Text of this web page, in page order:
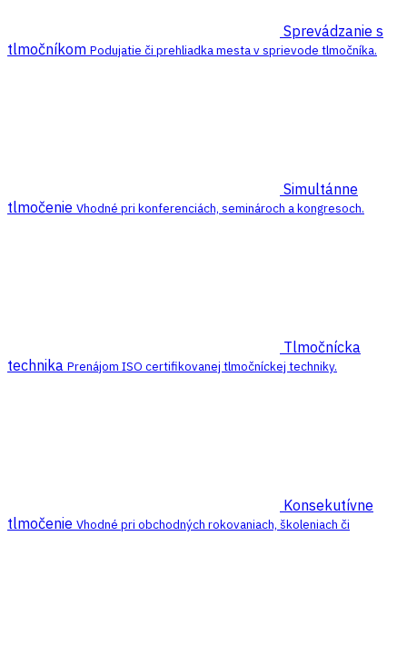
Sprevádzanie s
tlmočníkom Podujatie či prehliadka mesta v sprievode tlmočníka.
Simultánne
tlmočenie Vhodné pri konferenciách, seminároch a kongresoch.
Tlmočnícka
technika Prenájom ISO certifikovanej tlmočníckej techniky.
Konsekutívne
tlmočenie Vhodné pri obchodných rokovaniach, školeniach či